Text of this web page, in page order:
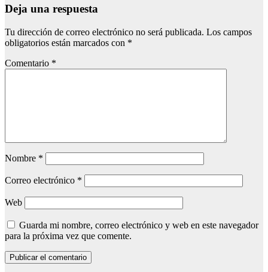
Deja una respuesta
Tu dirección de correo electrónico no será publicada. Los campos
obligatorios están marcados con *
Comentario *
Nombre *
Correo electrónico *
Web
Guarda mi nombre, correo electrónico y web en este navegador
para la próxima vez que comente.